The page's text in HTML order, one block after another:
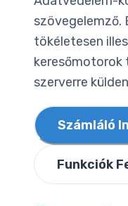
tökéletesen
keresőmotorok
szerverre
Számláló
Funkciók